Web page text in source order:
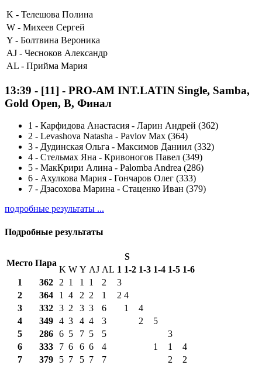
K - Телешова Полина
W - Михеев Сергей
Y - Болтвина Вероника
AJ - Чесноков Александр
AL - Прийма Мария
13:39 - [11] - PRO-AM INT.LATIN Single, Samba,
Gold Open, B, Финал
1 - Карфидова Анастасия - Ларин Андрей (362)
2 - Levashova Natasha - Pavlov Max (364)
3 - Дудинская Ольга - Максимов Даниил (332)
4 - Стельмах Яна - Кривоногов Павел (349)
5 - МакКрири Алина - Palomba Andrea (286)
6 - Ахулкова Мария - Гончаров Олег (333)
7 - Дзасохова Марина - Стаценко Иван (379)
подробные результаты ...
Подробные результаты
Место Пара
S
K W Y AJ AL 1 1-2 1-3 1-4 1-5 1-6
1
362 2 1 1 1 2
3
2
364 1 4 2 2 1 2 4
3
332 3 2 3 3 6 1
4
4
349 4 3 4 4 3 2
5
5
286 6 5 7 5 5
3
6
333 7 6 6 6 4 1 1
4
7
379 5 7 5 7 7 2 2